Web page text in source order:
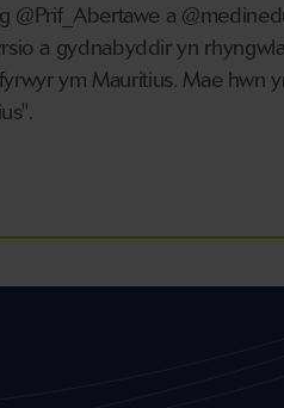
a
a gydnabyddir yn
ym Mauritius. Mae hwn